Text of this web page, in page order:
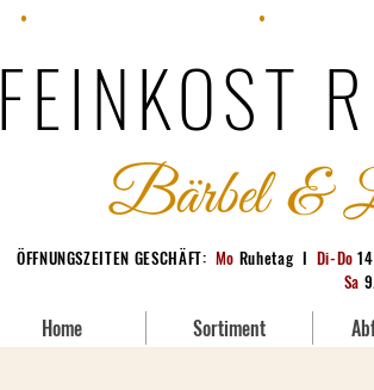
• •
FEINKOST
ÖFFNUNGSZEITEN GESCHÄFT: Mo Ruhetag I Di-Do
Sa
Home Sortiment